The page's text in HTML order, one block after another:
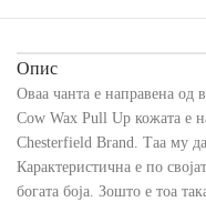
Опис
Оваа чанта е направена од
Cow Wax Pull Up кожата е
Chesterfield Brand. Таа му
Карактеристична е по
богата боја. Зошто е тоа